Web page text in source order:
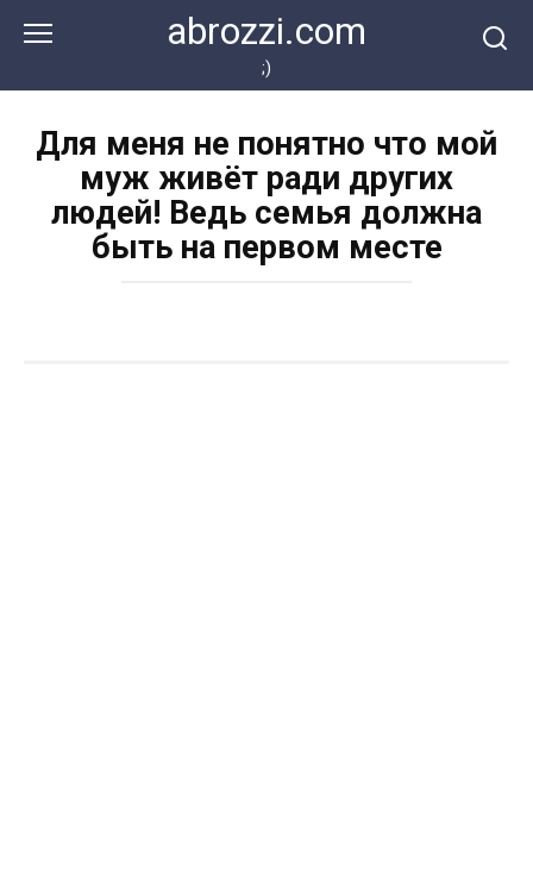
abrozzi.com
;)
Для меня не понятно что мой
муж живёт ради других
людей! Ведь семья должна
быть на первом месте